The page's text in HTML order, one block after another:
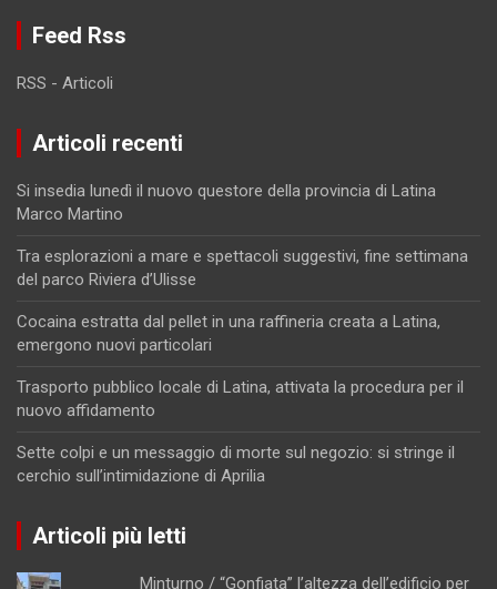
Feed Rss
RSS - Articoli
Articoli recenti
Si insedia lunedì il nuovo questore della provincia di Latina
Marco Martino
Tra esplorazioni a mare e spettacoli suggestivi, fine settimana
del parco Riviera d’Ulisse
Cocaina estratta dal pellet in una raffineria creata a Latina,
emergono nuovi particolari
Trasporto pubblico locale di Latina, attivata la procedura per il
nuovo affidamento
Sette colpi e un messaggio di morte sul negozio: si stringe il
cerchio sull’intimidazione di Aprilia
Articoli più letti
Minturno / “Gonfiata” l’altezza dell’edificio per